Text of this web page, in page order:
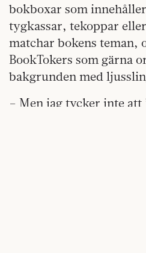
bokboxar som
tygkassar, tekoppar
matchar bokens teman,
BookTokers som gärna
bakgrunden med
– Men jag tycker inte